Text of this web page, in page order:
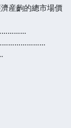
産齣的總市場價